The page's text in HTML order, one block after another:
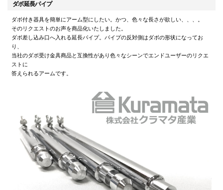
ダボ延長パイプ
ダボ付き器具を簡単にアーム型にしたい。かつ、色々な長さが欲しい、、、。
そのリクエストのお声を商品化いたしました。
ダボ差し込み口へ入れる延長パイプ。パイプの反対側はダボの形状になってお
り、
当社のダボ受け金具商品と互換性があり色々なシーンでエンドユーザーのリクエ
ストに
答えられるアームです。